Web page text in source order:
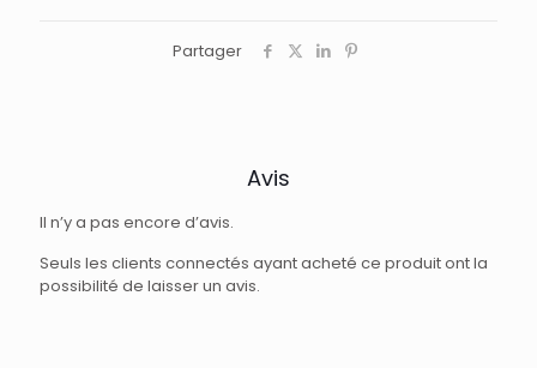
Partager
Avis
Il n’y a pas encore d’avis.
Seuls les clients connectés ayant acheté ce produit ont la
possibilité de laisser un avis.